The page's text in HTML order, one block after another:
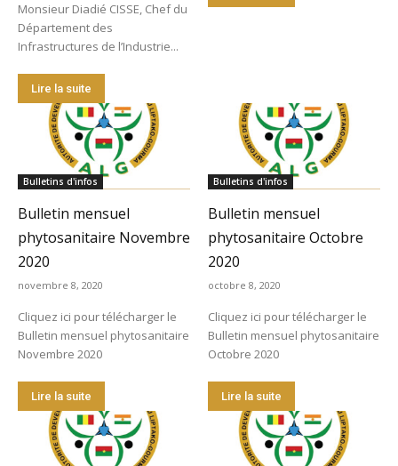
Monsieur Diadié CISSE, Chef du
Département des
Infrastructures de l’Industrie...
Lire la suite
Bulletins d'infos
Bulletin mensuel
phytosanitaire Novembre
2020
novembre 8, 2020
Cliquez ici pour télécharger le
Bulletin mensuel phytosanitaire
Novembre 2020
Lire la suite
Bulletins d'infos
Bulletin mensuel
phytosanitaire Octobre
2020
octobre 8, 2020
Cliquez ici pour télécharger le
Bulletin mensuel phytosanitaire
Octobre 2020
Lire la suite